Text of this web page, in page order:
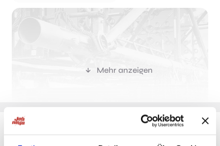
Mehr anzeigen